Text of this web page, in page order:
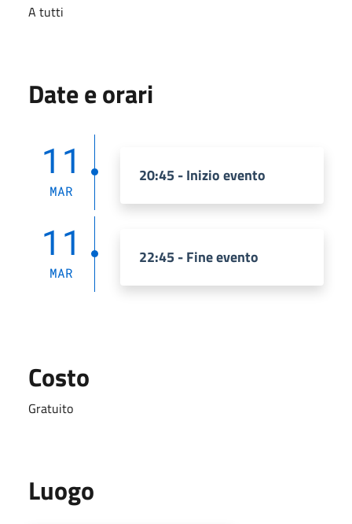
A tutti
Date e orari
11
MAR
20:45 - Inizio evento
11
MAR
22:45 - Fine evento
Costo
Gratuito
Luogo